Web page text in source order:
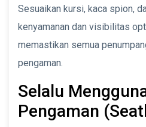
Sesuaikan kursi, kaca spion,
kenyamanan dan visibilitas
memastikan semua
pengaman.
Selalu
Pengaman